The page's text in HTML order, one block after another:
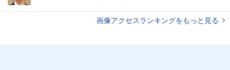
画像アクセスランキングをもっと見る